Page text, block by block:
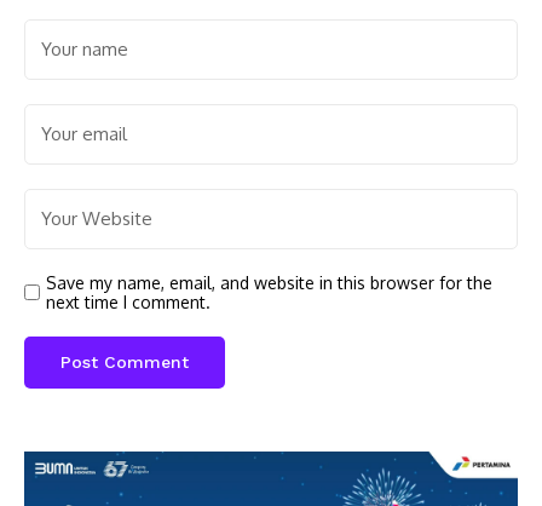
Save my name, email, and website in this browser for the
next time I comment.